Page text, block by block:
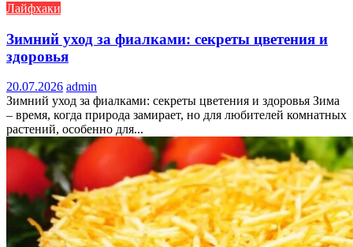
Лайфхаки
Зимний уход за фиалками: секреты цветения и
здоровья
20.07.2026 admin
Зимний уход за фиалками: секреты цветения и здоровья Зима
– время, когда природа замирает, но для любителей комнатных
растений, особенно для...